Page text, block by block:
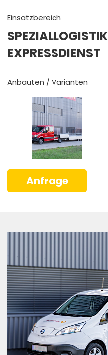
Einsatzbereich
SPEZIALLOGISTIK
EXPRESSDIENST
Anbauten / Varianten
Anfrage